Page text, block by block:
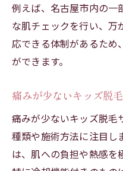
医療とサロン
SHR方式やIPL
人気のキッズ脱毛
医療機関での
保険適用され
人気のキッズ
子供脱毛で保
例えば、名古屋市内の一
な肌チェックを行い、万
応できる体制があるため
ができます。
痛みが少ないキッズ脱
痛みが少ないキッズ脱毛
種類や施術方法に注目し
は、肌への負担や熱感を